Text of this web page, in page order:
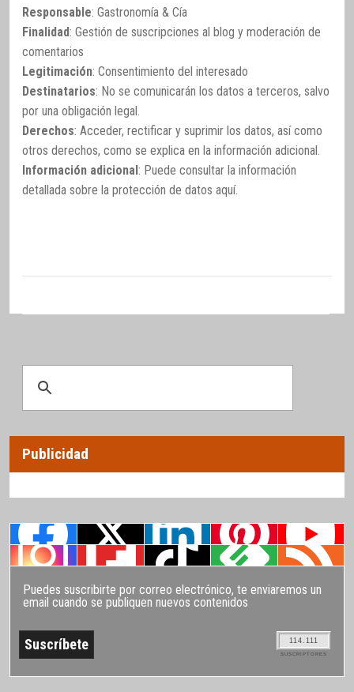
Responsable: Gastronomía & Cía
Finalidad: Gestión de suscripciones al blog y moderación de
comentarios
Legitimación: Consentimiento del interesado
Destinatarios: No se comunicarán los datos a terceros, salvo
por una obligación legal.
Derechos: Acceder, rectificar y suprimir los datos, así como
otros derechos, como se explica en la información adicional.
Información adicional: Puede consultar la información
detallada sobre la protección de datos aquí.
Publicidad
Puedes suscribirte por correo electrónico, te enviaremos un
email cuando se publiquen nuevos contenidos
114.111
SUSCRIPTORES